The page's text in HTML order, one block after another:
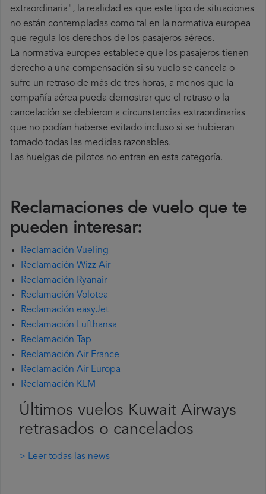
extraordinaria", la realidad es que este tipo de situaciones
no están contempladas como tal en la normativa europea
que regula los derechos de los pasajeros aéreos.
La normativa europea establece que los pasajeros tienen
derecho a una compensación si su vuelo se cancela o
sufre un retraso de más de tres horas, a menos que la
compañía aérea pueda demostrar que el retraso o la
cancelación se debieron a circunstancias extraordinarias
que no podían haberse evitado incluso si se hubieran
tomado todas las medidas razonables.
Las huelgas de pilotos no entran en esta categoría.
Reclamaciones de vuelo que te
pueden interesar:
Reclamación Vueling
Reclamación Wizz Air
Reclamación Ryanair
Reclamación Volotea
Reclamación easyJet
Reclamación Lufthansa
Reclamación Tap
Reclamación Air France
Reclamación Air Europa
Reclamación KLM
Últimos vuelos Kuwait Airways
retrasados o cancelados
> Leer todas las news